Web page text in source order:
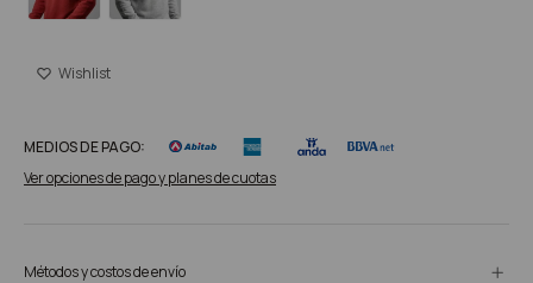
MEDIOS DE PAGO:
Ver opciones de pago y planes de cuotas
Métodos y costos de envío